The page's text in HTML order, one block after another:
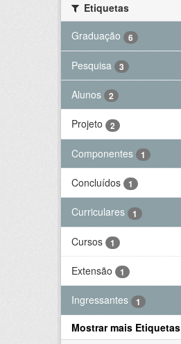
Etiquetas
Graduação
6
Pesquisa 3
Alunos 2
Projeto 2
Componentes 1
Concluídos 1
Curriculares 1
Cursos 1
Extensão 1
Ingressantes 1
Mostrar mais Etiquetas